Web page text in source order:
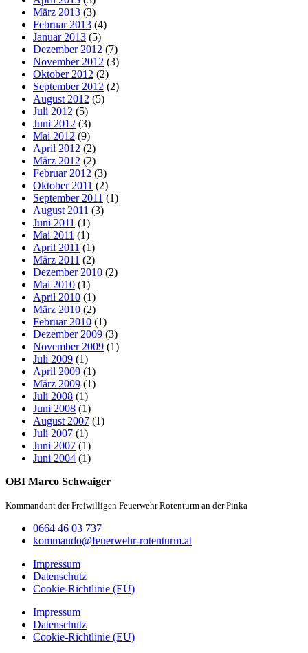
März 2013 (3)
Februar 2013 (4)
Januar 2013 (5)
Dezember 2012 (7)
November 2012 (3)
Oktober 2012 (2)
September 2012 (2)
August 2012 (5)
Juli 2012 (5)
Juni 2012 (3)
Mai 2012 (9)
April 2012 (2)
März 2012 (2)
Februar 2012 (3)
Oktober 2011 (2)
September 2011 (1)
August 2011 (3)
Juni 2011 (1)
Mai 2011 (1)
April 2011 (1)
März 2011 (2)
Dezember 2010 (2)
Mai 2010 (1)
April 2010 (1)
März 2010 (2)
Februar 2010 (1)
Dezember 2009 (3)
November 2009 (1)
Juli 2009 (1)
April 2009 (1)
März 2009 (1)
Juli 2008 (1)
Juni 2008 (1)
August 2007 (1)
Juli 2007 (1)
Juni 2007 (1)
Juni 2004 (1)
OBI Marco Schwaiger
Kommandant der Freiwilligen Feuerwehr Rotenturm an der Pinka
0664 46 03 737
kommando@feuerwehr-rotenturm.at
Impressum
Datenschutz
Cookie-Richtlinie (EU)
Impressum
Datenschutz
Cookie-Richtlinie (EU)